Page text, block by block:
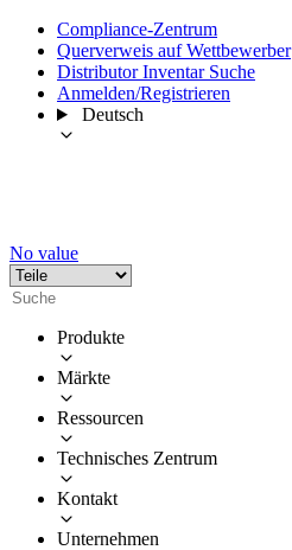
Compliance-Zentrum
Querverweis auf Wettbewerber
Distributor Inventar Suche
Anmelden/Registrieren
Deutsch
No value
Produkte
Märkte
Ressourcen
Technisches Zentrum
Kontakt
Unternehmen